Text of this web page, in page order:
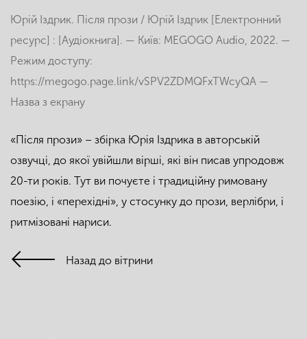
Юрій Іздрик. Після прози / Юрій Іздрик [Електронний
ресурс] : [Аудіокнига]. — Київ: MEGOGO Audio, 2022. —
Режим доступу:
https://megogo.page.link/vSPV2ZDMQFxTWcyQA —
Назва з екрану
«Після прози» – збірка Юрія Іздрика в авторській
озвучці, до якої увійшли вірші, які він писав упродовж
20-ти років. Тут ви почуєте і традиційну римовану
поезію, і «перехідні», у стосунку до прози, верлібри, і
ритмізовані нариси.
Назад до вітрини